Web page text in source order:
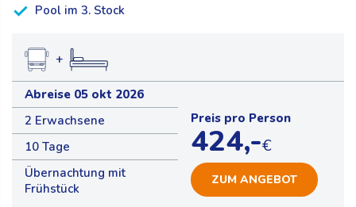
Pool im 3. Stock
+
Abreise 05 okt 2026
2 Erwachsene
10 Tage
Übernachtung mit
Frühstück
Preis pro Person
424,-€
ZUM ANGEBOT